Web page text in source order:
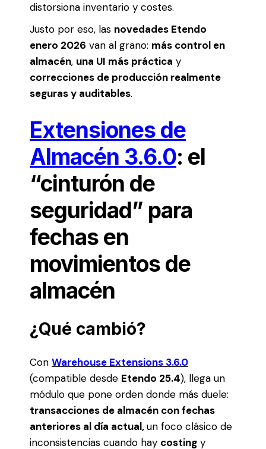
distorsiona inventario y costes.
Justo por eso, las novedades Etendo
enero 2026 van al grano: más control en
almacén, una UI más práctica y
correcciones de producción realmente
seguras y auditables.
Extensiones de
Almacén 3.6.0: el
“cinturón de
seguridad” para
fechas en
movimientos de
almacén
¿Qué cambió?
Con Warehouse Extensions 3.6.0
(compatible desde Etendo 25.4), llega un
módulo que pone orden donde más duele:
transacciones de almacén con fechas
anteriores al día actual,un foco clásico de
inconsistencias cuando hay costing y